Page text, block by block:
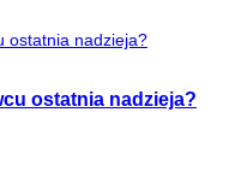
ostatnia nadzieja?